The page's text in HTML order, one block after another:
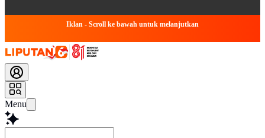
Iklan - Scroll ke bawah untuk melanjutkan
Menu